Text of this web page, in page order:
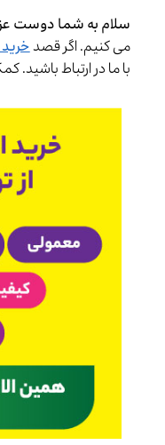
سلام به شما دوست
می کنیم. اگر قصد
با ما در ارتباط